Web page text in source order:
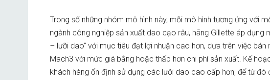
Trong số những nhóm mô hình này, mỗi mô hình tương ứng với
ngành công nghiệp sản xuất dao cạo râu, hãng Gillette áp dụng
– lưỡi dao” với mục tiêu đạt lợi nhuận cao hơn, dựa trên việc
Mach3 với mức giá bằng hoặc thấp hơn chi phí sản xuất. Kế
khách hàng ổn định sử dụng các lưỡi dao cao cấp hơn, để từ đó